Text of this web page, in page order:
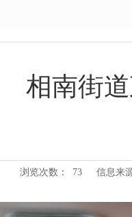
相南街
浏览次数： 73 信息来